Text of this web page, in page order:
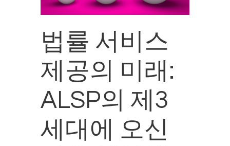
법률 서비스
제공의 미래:
ALSP의 제3
세대에 오신